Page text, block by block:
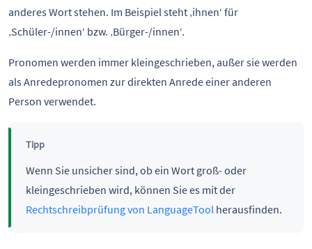
anderes Wort stehen. Im Beispiel steht ‚ihnen‘ für
‚Schüler-/innen‘ bzw. ‚Bürger-/innen‘.
Pronomen werden immer kleingeschrieben, außer sie werden
als Anredepronomen zur direkten Anrede einer anderen
Person verwendet.
Tipp
Wenn Sie unsicher sind, ob ein Wort groß- oder
kleingeschrieben wird, können Sie es mit der
Rechtschreibprüfung von LanguageTool herausfinden.